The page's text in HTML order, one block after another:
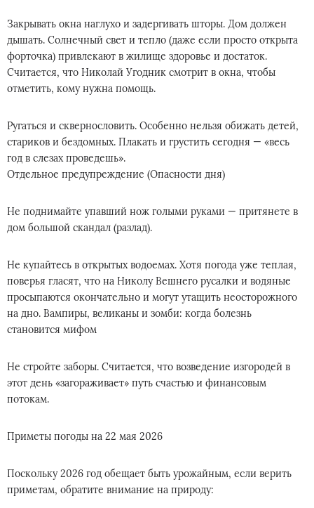
Закрывать окна наглухо и задергивать шторы. Дом должен
дышать. Солнечный свет и тепло (даже если просто открыта
форточка) привлекают в жилище здоровье и достаток.
Считается, что Николай Угодник смотрит в окна, чтобы
отметить, кому нужна помощь.
Ругаться и сквернословить. Особенно нельзя обижать детей,
стариков и бездомных. Плакать и грустить сегодня — «весь
год в слезах проведешь».
Отдельное предупреждение (Опасности дня)
Не поднимайте упавший нож голыми руками — притянете в
дом большой скандал (разлад).
Не купайтесь в открытых водоемах. Хотя погода уже теплая,
поверья гласят, что на Николу Вешнего русалки и водяные
просыпаются окончательно и могут утащить неосторожного
на дно. Вампиры, великаны и зомби: когда болезнь
становится мифом
Не стройте заборы. Считается, что возведение изгородей в
этот день «загораживает» путь счастью и финансовым
потокам.
Приметы погоды на 22 мая 2026
Поскольку 2026 год обещает быть урожайным, если верить
приметам, обратите внимание на природу: